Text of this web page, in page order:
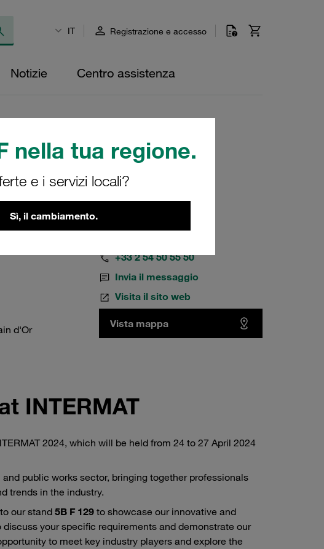
nella tua regione.
e i servizi locali?
Sì, il cambiamento.
IT Registrazione e accesso
Notizie Centro assistenza
d'Or
+33 2 54 50 55 50
Invia il messaggio
Visita il sito web
Vista mappa
INTERMAT
2024, which will be held from 24 to 27 April 2024
public works sector, bringing together professionals
trends in the industry.
our stand 5B F 129 to showcase our innovative and
your specific requirements and demonstrate our
to meet key industry players and explore the